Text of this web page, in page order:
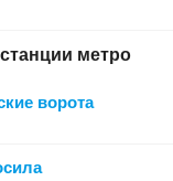
метро
ворота